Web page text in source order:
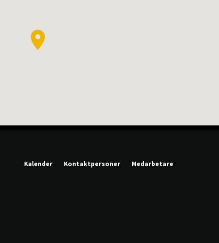
Kalender Kontaktpersoner Medarbetare